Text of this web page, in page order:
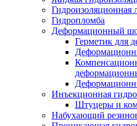
Гидроизоляционная
Гидропломба
Деформационный
Герметик для
Инъекционная
Штуцеры и
Набухающий